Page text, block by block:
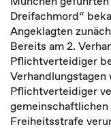
Dreifachmord“
Angeklagten
Bereits am 2.
Pflichtverteidiger
Pflichtverteidiger
gemeinschaftlichen
Freiheitsstrafe